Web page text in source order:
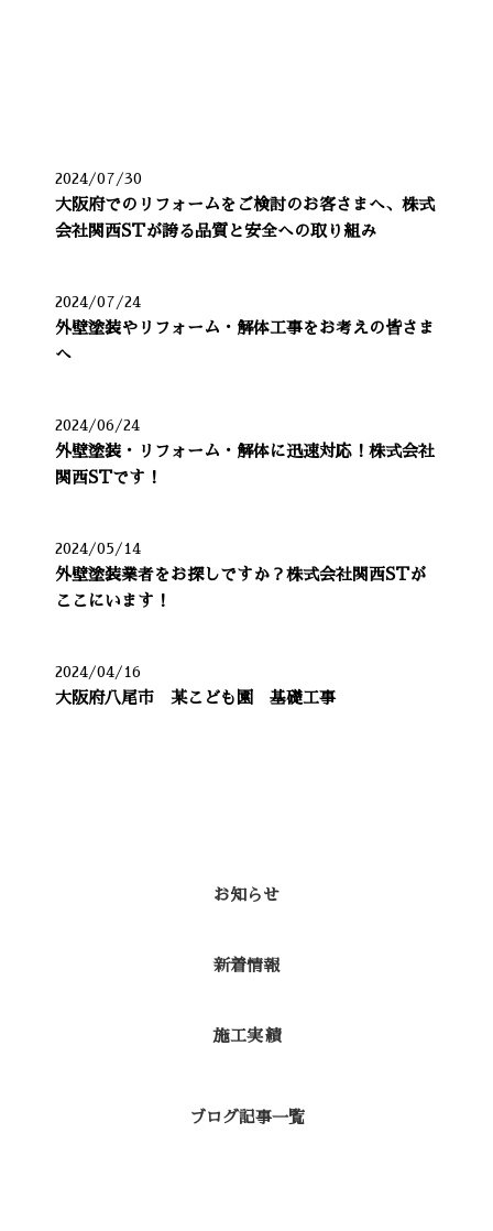
2024/07/30
大阪府でのリフォームをご検討のお客さまへ、株式
会社関西STが誇る品質と安全への取り組み
2024/07/24
外壁塗装やリフォーム・解体工事をお考えの皆さま
へ
2024/06/24
外壁塗装・リフォーム・解体に迅速対応！株式会社
関西STです！
2024/05/14
外壁塗装業者をお探しですか？株式会社関西STが
ここにいます！
2024/04/16
大阪府八尾市 某こども園 基礎工事
お知らせ
新着情報
施工実績
ブログ記事一覧